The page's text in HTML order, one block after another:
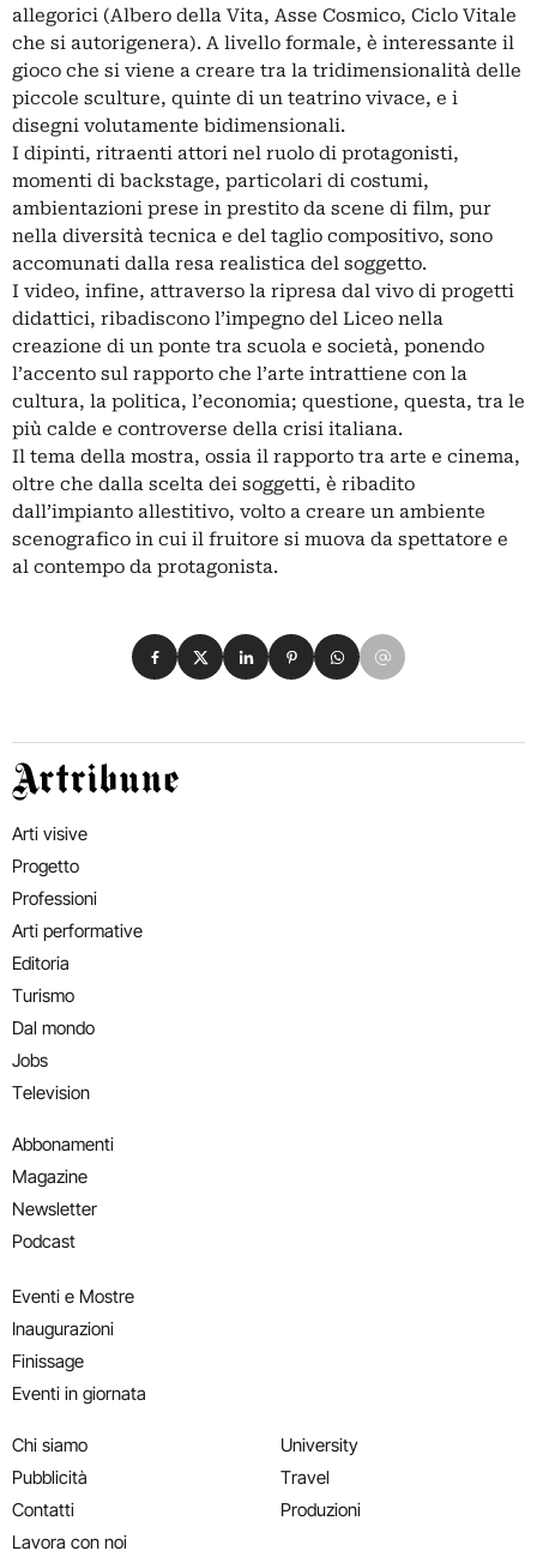
allegorici (Albero della Vita, Asse Cosmico, Ciclo Vitale
che si autorigenera). A livello formale, è interessante il
gioco che si viene a creare tra la tridimensionalità delle
piccole sculture, quinte di un teatrino vivace, e i
disegni volutamente bidimensionali.
I dipinti, ritraenti attori nel ruolo di protagonisti,
momenti di backstage, particolari di costumi,
ambientazioni prese in prestito da scene di film, pur
nella diversità tecnica e del taglio compositivo, sono
accomunati dalla resa realistica del soggetto.
I video, infine, attraverso la ripresa dal vivo di progetti
didattici, ribadiscono l’impegno del Liceo nella
creazione di un ponte tra scuola e società, ponendo
l’accento sul rapporto che l’arte intrattiene con la
cultura, la politica, l’economia; questione, questa, tra le
più calde e controverse della crisi italiana.
Il tema della mostra, ossia il rapporto tra arte e cinema,
oltre che dalla scelta dei soggetti, è ribadito
dall’impianto allestitivo, volto a creare un ambiente
scenografico in cui il fruitore si muova da spettatore e
al contempo da protagonista.
Condividi su Facebook
Condividi su X
Condividi su LinkedIn
Condividi su Pinterest
Condividi su WhatsApp
Condividi su Email
Artribune
Arti visive
Progetto
Professioni
Arti performative
Editoria
Turismo
Dal mondo
Jobs
Television
Abbonamenti
Magazine
Newsletter
Podcast
Eventi e Mostre
Inaugurazioni
Finissage
Eventi in giornata
Chi siamo
Pubblicità
Contatti
Lavora con noi
University
Travel
Produzioni